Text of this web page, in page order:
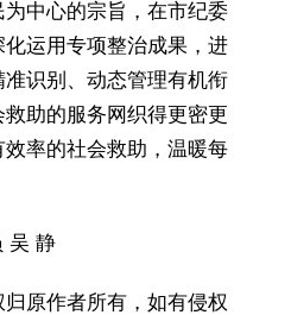
中心的宗旨，在市纪委
运用专项整治成果，进
识别、动态管理有机衔
助的服务网织得更密更
率的社会救助，温暖每
吴 静
原作者所有，如有侵权